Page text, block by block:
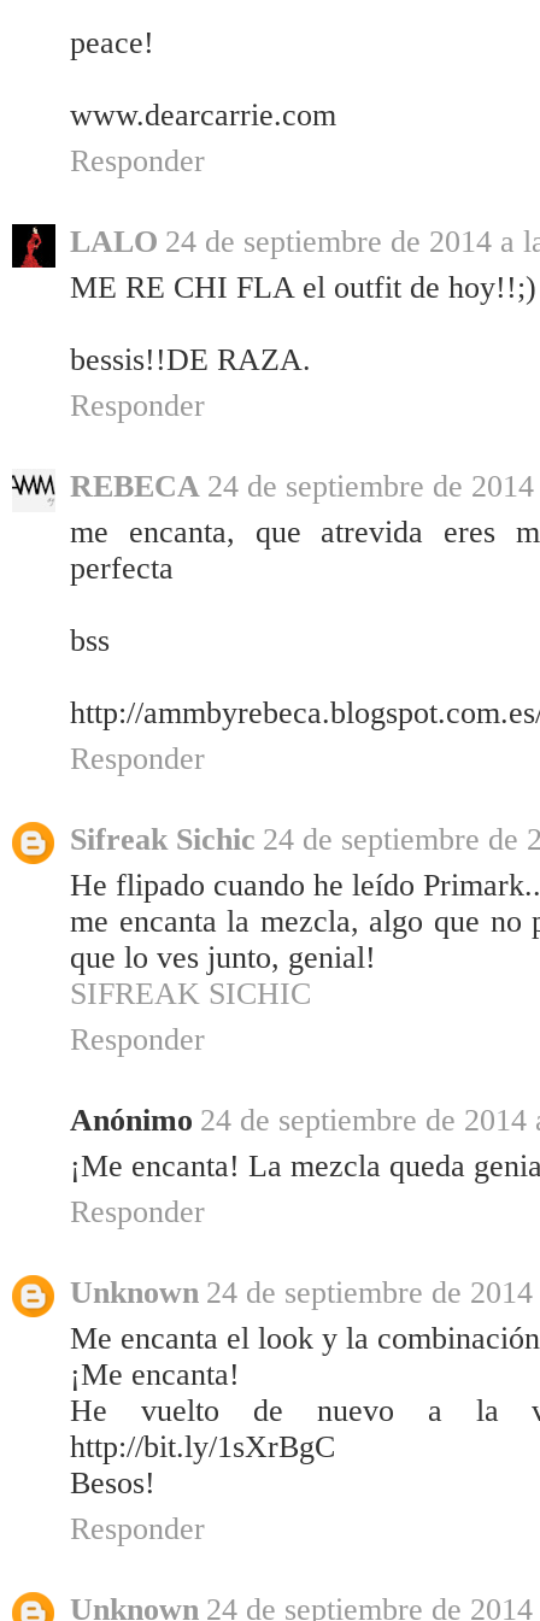
peace!
www.dearcarrie.com
Responder
LALO 24 de septiembre de 2014 a
ME RE CHI FLA el outfit de hoy!!;)
bessis!!DE RAZA.
Responder
REBECA 24 de septiembre de
me encanta, que atrevida eres
perfecta
bss
http://
Responder
Sifreak Sichic 24 de septiembre de
He flipado cuando he leído
me encanta la mezcla, algo que no
que lo ves junto, genial!
SIFREAK SICHIC
Responder
Anónimo 24 de septiembre de 2014
¡Me encanta! La mezcla queda
Responder
Unknown 24 de septiembre de
Me encanta el look y la
¡Me encanta!
He vuelto de nuevo a la
http://bit.ly/1sXrBgC
Besos!
Responder
Unknown 24 de septiembre de